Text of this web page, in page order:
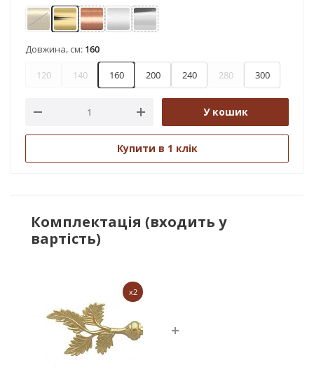
АнтикЗолотоМідьСатин Хром
Довжина, см: 160
120 140 160 200 240 280 300
У кошик
Купити в 1 клік
Комплектація (входить у
вартість)
x2